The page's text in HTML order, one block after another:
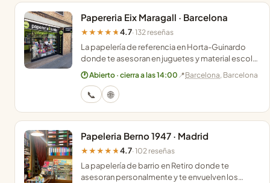
Papereria Eix Maragall · Barcelona
★★★★★ 4.7· 132 reseñas
La papelería de referencia en Horta-Guinardo
donde te asesoran en juguetes y material escolar
con un trato cercano que marca la diferencia.
🕐 Abierto · cierra a las 14:00 📍Barcelona, Barcelona
📞 🌐
Papeleria Berno 1947 · Madrid
★★★★★ 4.7· 102 reseñas
La papelería de barrio en Retiro donde te
asesoran personalmente y te envuelven los